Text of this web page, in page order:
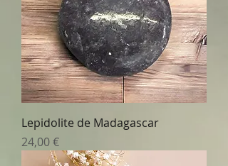
Lepidolite de Madagascar
Prix
24,00 €